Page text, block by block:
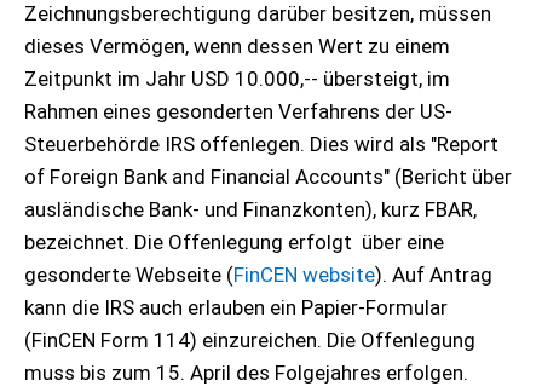
Zeichnungsberechtigung darüber besitzen, müssen
dieses Vermögen, wenn dessen Wert zu einem
Zeitpunkt im Jahr USD 10.000,-- übersteigt, im
Rahmen eines gesonderten Verfahrens der US-
Steuerbehörde IRS offenlegen. Dies wird als "Report
of Foreign Bank and Financial Accounts" (Bericht über
ausländische Bank- und Finanzkonten), kurz FBAR,
bezeichnet. Die Offenlegung erfolgt über eine
gesonderte Webseite (FinCEN website). Auf Antrag
kann die IRS auch erlauben ein Papier-Formular
(FinCEN Form 114) einzureichen. Die Offenlegung
muss bis zum 15. April des Folgejahres erfolgen.